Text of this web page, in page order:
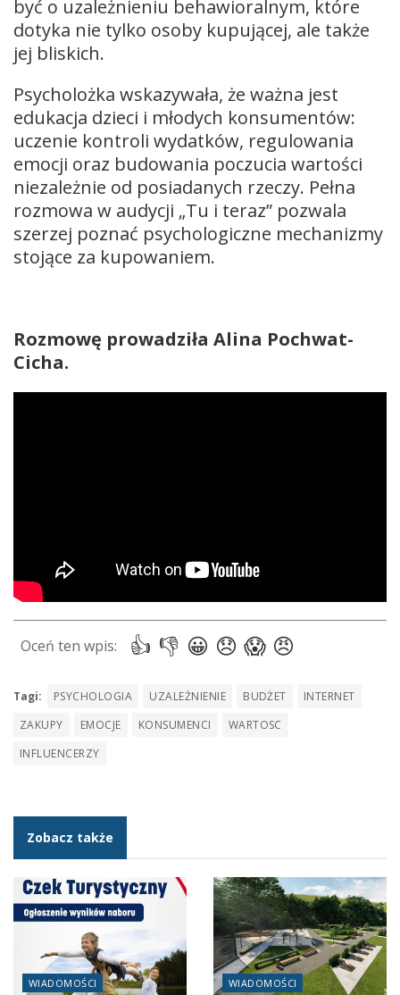
być o uzależnieniu behawioralnym, które
dotyka nie tylko osoby kupującej, ale także
jej bliskich.
Psycholożka wskazywała, że ważna jest
edukacja dzieci i młodych konsumentów:
uczenie kontroli wydatków, regulowania
emocji oraz budowania poczucia wartości
niezależnie od posiadanych rzeczy. Pełna
rozmowa w audycji „Tu i teraz” pozwala
szerzej poznać psychologiczne mechanizmy
stojące za kupowaniem.
Rozmowę prowadziła Alina Pochwat-
Cicha.
Tagi: PSYCHOLOGIA UZALEŻNIENIE BUDŻET
INTERNET
ZAKUPY
EMOCJE KONSUMENCI
WARTOSC
INFLUENCERZY
Zobacz także
WIADOMOŚCI WIADOMOŚCI